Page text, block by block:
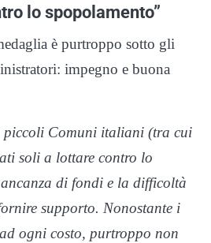
lo spopolamento”
è purtroppo sotto gli
impegno e buona
Comuni italiani (tra cui
soli a lottare contro lo
di fondi e la difficoltà
supporto. Nonostante i
ogni costo, purtroppo non